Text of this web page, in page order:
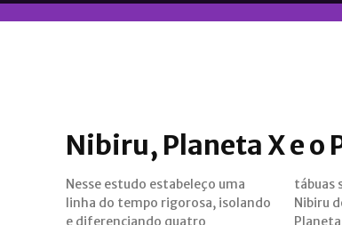
Nibiru, Planeta X e o
Nesse estudo estabeleço uma
linha do tempo rigorosa, isolando
tábuas sumério-babilônicas; o
Nibiru do autor Zecharia Sitchin; o